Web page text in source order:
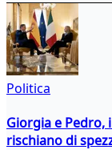
Politica
Giorgia e Pedro,
rischiano di